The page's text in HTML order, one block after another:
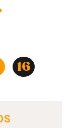
16